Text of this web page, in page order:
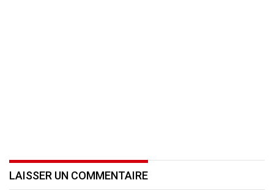
LAISSER UN COMMENTAIRE